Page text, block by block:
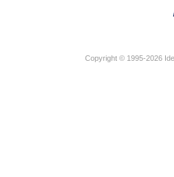
Copyright © 1995-2026